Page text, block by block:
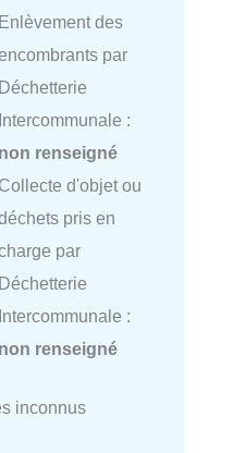
Enlèvement des
par
Déchetterie
Intercommunale :
non renseigné
Collecte d'objet ou
pris en
par
Déchetterie
Intercommunale :
non renseigné
inconnus